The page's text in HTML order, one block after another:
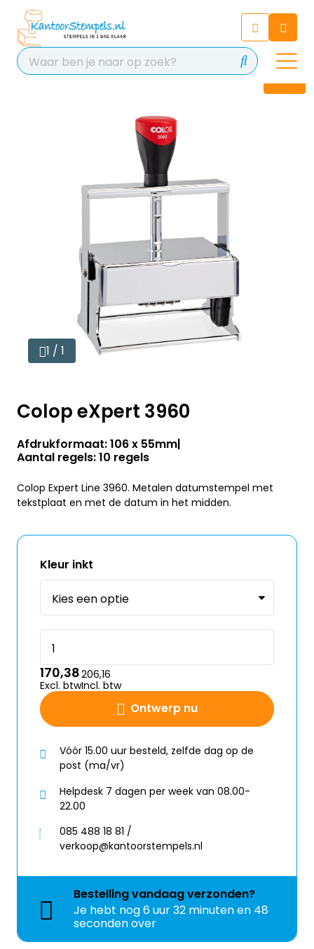
Chat 24/7 met onze chatbot
voor hulp
Contact
1 / 1
Colop eXpert 3960
Afdrukformaat: 106 x 55mm
Aantal regels: 10 regels
Colop Expert Line 3960. Metalen datumstempel met
tekstplaat en met de datum in het midden.
Kleur inkt
Ontwerp nu
170,38
Excl. btw
206,16
Incl. btw
Vóór 15.00 uur besteld, zelfde dag op de
post (ma/vr)
Helpdesk 7 dagen per week van 08.00-
22.00
085 488 18 81 /
verkoop@kantoorstempels.nl
Bestellingvandaagverzonden?
Je hebt nog6 uur 32 minuten en 48
seconden over